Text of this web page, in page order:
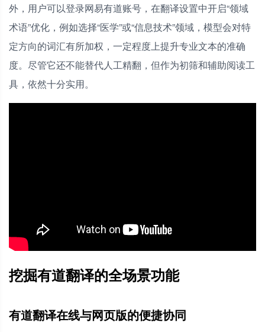
外，用户可以登录网易有道账号，在翻译设置中开启“领域
术语”优化，例如选择“医学”或“信息技术”领域，模型会对特
定方向的词汇有所加权，一定程度上提升专业文本的准确
度。尽管它还不能替代人工精翻，但作为初筛和辅助阅读工
具，依然十分实用。
挖掘有道翻译的全场景功能
有道翻译在线与网页版的便捷协同